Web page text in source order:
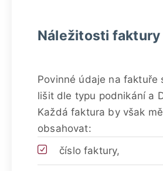
Náležitosti faktury
Povinné údaje na faktuře
lišit dle typu podnikání a
Každá faktura by však
obsahovat:
číslo faktury,